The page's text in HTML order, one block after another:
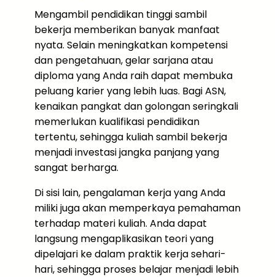
Mengambil pendidikan tinggi sambil
bekerja memberikan banyak manfaat
nyata. Selain meningkatkan kompetensi
dan pengetahuan, gelar sarjana atau
diploma yang Anda raih dapat membuka
peluang karier yang lebih luas. Bagi ASN,
kenaikan pangkat dan golongan seringkali
memerlukan kualifikasi pendidikan
tertentu, sehingga kuliah sambil bekerja
menjadi investasi jangka panjang yang
sangat berharga.
Di sisi lain, pengalaman kerja yang Anda
miliki juga akan memperkaya pemahaman
terhadap materi kuliah. Anda dapat
langsung mengaplikasikan teori yang
dipelajari ke dalam praktik kerja sehari-
hari, sehingga proses belajar menjadi lebih